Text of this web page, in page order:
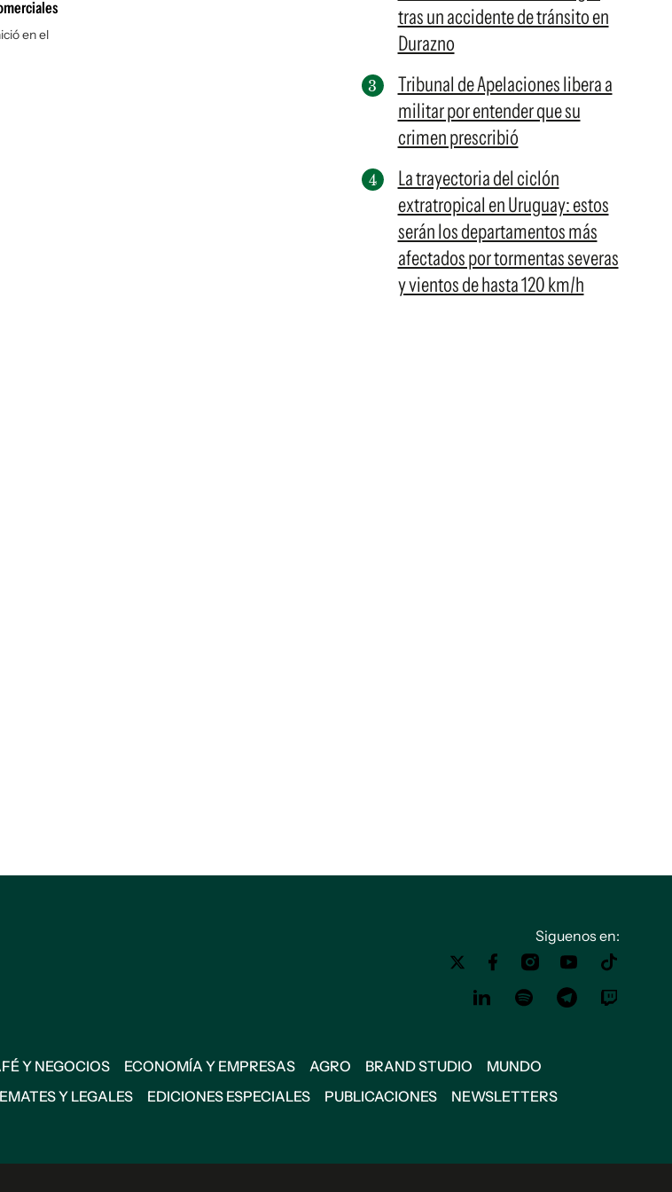
en el
tras un accidente de tránsito en
Durazno
Tribunal de Apelaciones libera a
militar por entender que su
crimen prescribió
La trayectoria del ciclón
extratropical en Uruguay: estos
serán los departamentos más
afectados por tormentas severas
y vientos de hasta 120 km/h
Siguenos en:
Y NEGOCIOS ECONOMÍA Y EMPRESAS AGRO BRAND STUDIO
MUNDO
Y LEGALES EDICIONES ESPECIALES PUBLICACIONES
NEWSLETTERS